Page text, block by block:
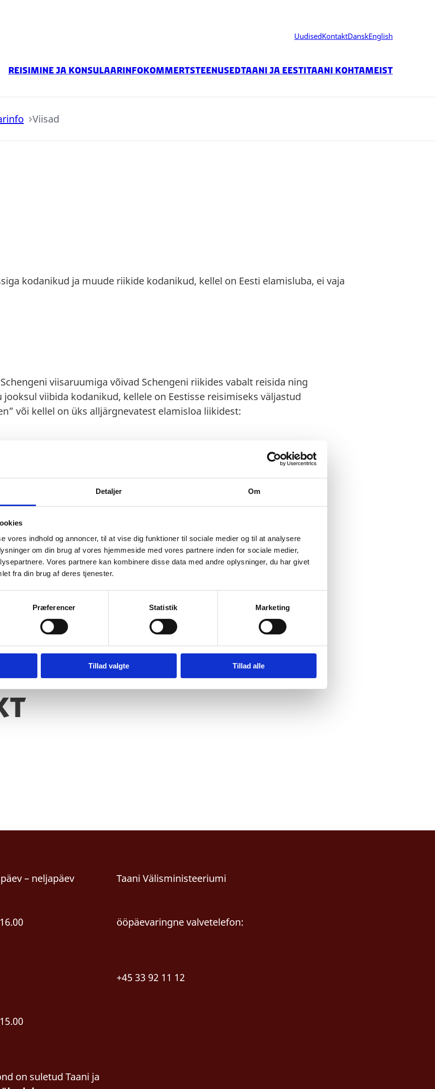
Detaljer Om
vores indhold og annoncer, til at vise dig funktioner til sociale medier og til at analysere
om din brug af vores hjemmeside med vores partnere inden for sociale medier,
Vores partnere kan kombinere disse data med andre oplysninger, du har givet
fra din brug af deres tjenester.
Præferencer Statistik Marketing
Tillad valgte Tillad alle
UudisedKontaktDanskEnglish
Reisimine ja konsulaarinfoKommertsteenusedTaani ja EestiTaani Kohtameist
Viisad
kodanikud ja muude riikide kodanikud, kellel on Eesti elamisluba, ei vaja
viisaruumiga võivad Schengeni riikides vabalt reisida ning
jooksul viibida kodanikud, kellele on Eestisse reisimiseks väljastud
või kellel on üks alljärgnevatest elamisloa liikidest:
elamisluba
dokumente ei kontrollita, on soovitav kaasas kanda passi või ID
riikide ametivõimudel (politsei, immigratsiooniametnikud) on
küsida ja kontrollida. Isikutel, kes omavad ühte eelpool
peab Schengeni riikides, sealhulgas Taanis, reisimisel kindlasti
reeglid Taanis jäävad samaks. Täpsemat teavet elamise ja
– neljapäev
on suletud Taani ja
Taani Välisministeeriumi
ööpäevaringne valvetelefon:
+45 33 92 11 12